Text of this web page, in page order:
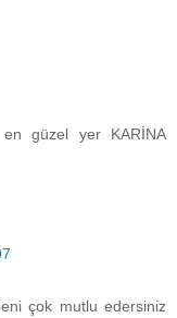
güzel yer KARİNA
çok mutlu edersiniz